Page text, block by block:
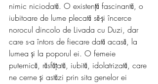
nimic niciodată. O existență fascinantă, o
iubitoare de lume plecată să-și încerce
norocul dincolo de Livada cu Duzi, dar
care s-a întors de fiecare dată acasă, la
lumea și la poporul ei. O femeie
puternică, răsfățată, iubită, idolatrizată, care
ne cerne și astăzi prin sita genelor ei